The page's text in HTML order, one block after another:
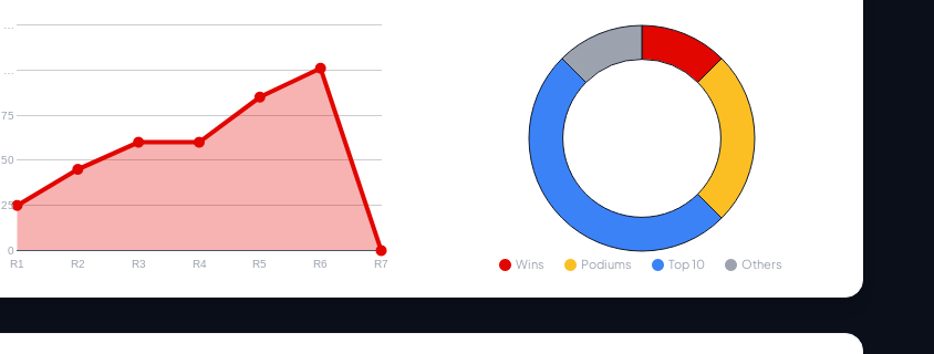
R1 R2 R3 R4 R5 R6 R7
0
25
50
75
Wins Podiums Top 10 Others